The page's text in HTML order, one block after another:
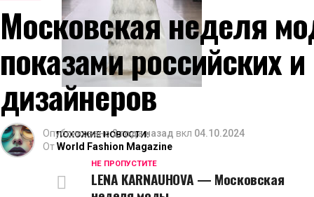
ПОХОЖИЕ НОВОСТИ:
НЕ ПРОПУСТИТЕ
LENA KARNAUHOVA — Московская
Московская неделя
показами российских
дизайнеров
Опубликовано 2 года назад вкл 04.10.2024
ОтWorld Fashion Magazine